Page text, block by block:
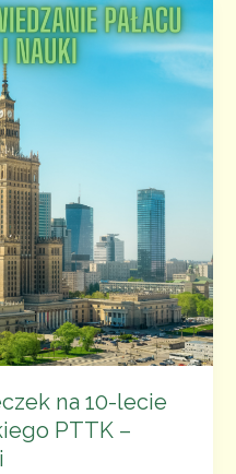
na 10-lecie
PTTK –